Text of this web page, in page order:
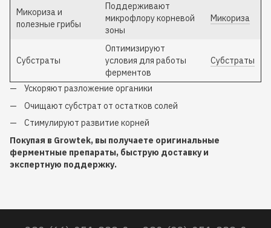
Микориза и
полезные грибы
Поддерживают
микрофлору корневой
зоны
Микориза
Субстраты
Оптимизируют
условия для работы
ферментов
Субстраты
Ускоряют разложение органики
Очищают субстрат от остатков солей
Стимулируют развитие корней
Покупая в Growtek, вы получаете оригинальные
ферментные препараты, быструю доставку и
экспертную поддержку.